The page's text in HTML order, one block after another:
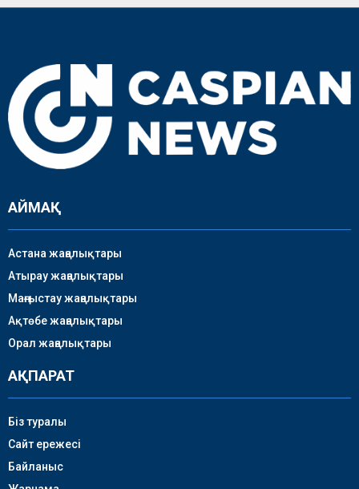
АЙМАҚ
Астана жаңалықтары
Атырау жаңалықтары
Маңғыстау жаңалықтары
Ақтөбе жаңалықтары
Орал жаңалықтары
АҚПАРАТ
Біз туралы
Сайт ережесі
Байланыс